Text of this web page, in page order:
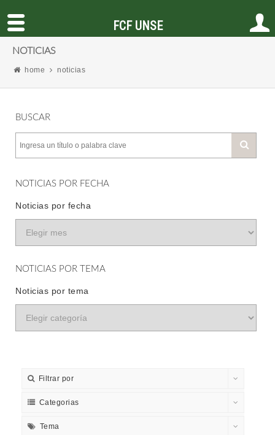
NOTICIAS
home noticias
BUSCAR
NOTICIAS POR FECHA
Noticias por fecha
NOTICIAS POR TEMA
Noticias por tema
Filtrar por
Categorias
Tema
FCF UNSE